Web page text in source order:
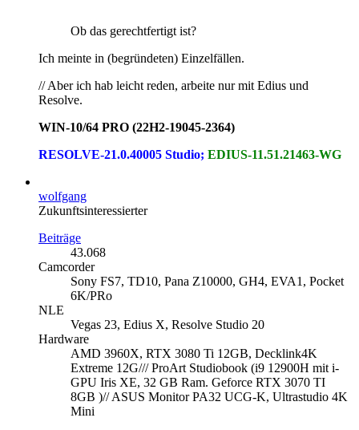
Ob das gerechtfertigt ist?
Ich meinte in (begründeten) Einzelfällen.
// Aber ich hab leicht reden, arbeite nur mit Edius und
Resolve.
WIN-10/64 PRO (22H2-19045-2364)
RESOLVE-21.0.40005 Studio; EDIUS-11.51.21463-WG
wolfgang
Zukunftsinteressierter
Beiträge
43.068
Camcorder
Sony FS7, TD10, Pana Z10000, GH4, EVA1, Pocket
6K/PRo
NLE
Vegas 23, Edius X, Resolve Studio 20
Hardware
AMD 3960X, RTX 3080 Ti 12GB, Decklink4K
Extreme 12G/// ProArt Studiobook (i9 12900H mit i-
GPU Iris XE, 32 GB Ram. Geforce RTX 3070 TI
8GB )// ASUS Monitor PA32 UCG-K, Ultrastudio 4K
Mini